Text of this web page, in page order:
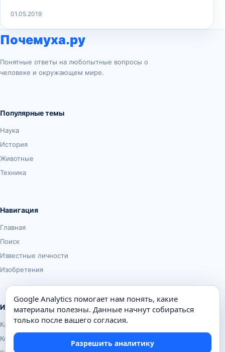
01.05.2019
Почемуха.ру
Понятные ответы на любопытные вопросы о
человеке и окружающем мире.
Популярные темы
Наука
История
Животные
Техника
Навигация
Главная
Поиск
Известные личности
Изобретения
Информация
Карта сайта
Контакты
Google Analytics помогает нам понять, какие
материалы полезны. Данные начнут собираться
только после вашего согласия.
Разрешить аналитику